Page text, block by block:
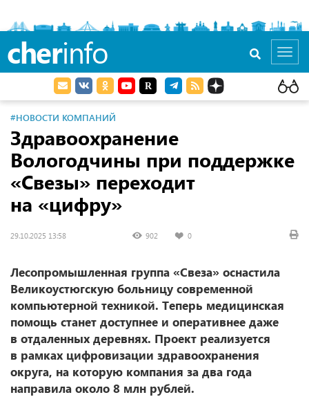
cherinfo
#НОВОСТИ КОМПАНИЙ
Здравоохранение
Вологодчины при поддержке
«Свезы» переходит
на «цифру»
29.10.2025 13:58 902 0
Лесопромышленная группа «Свеза» оснастила
Великоустюгскую больницу современной
компьютерной техникой. Теперь медицинская
помощь станет доступнее и оперативнее даже
в отдаленных деревнях. Проект реализуется
в рамках цифровизации здравоохранения
округа, на которую компания за два года
направила около 8 млн рублей.